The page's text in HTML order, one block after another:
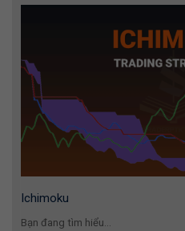
Ichimoku
Bạn đang tìm hiểu...